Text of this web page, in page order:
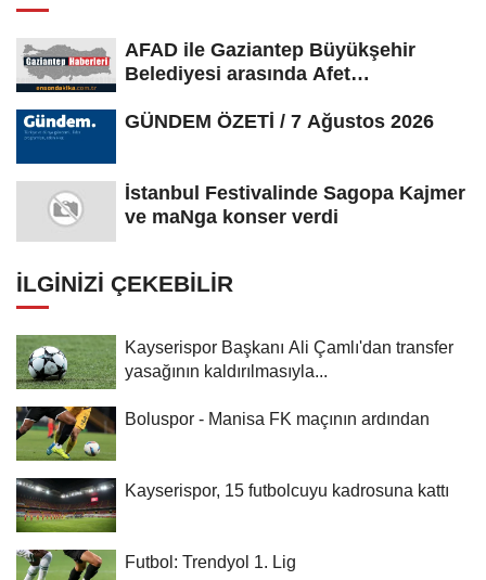
AFAD ile Gaziantep Büyükşehir
Belediyesi arasında Afet
GÜNDEM ÖZETİ / 7 Ağustos 2026
İstanbul Festivalinde Sagopa Kajmer
ve maNga konser verdi
İLGINIZI ÇEKEBILIR
Kayserispor Başkanı Ali Çamlı'dan transfer
yasağının kaldırılmasıyla...
Boluspor - Manisa FK maçının ardından
Kayserispor, 15 futbolcuyu kadrosuna kattı
Futbol: Trendyol 1. Lig